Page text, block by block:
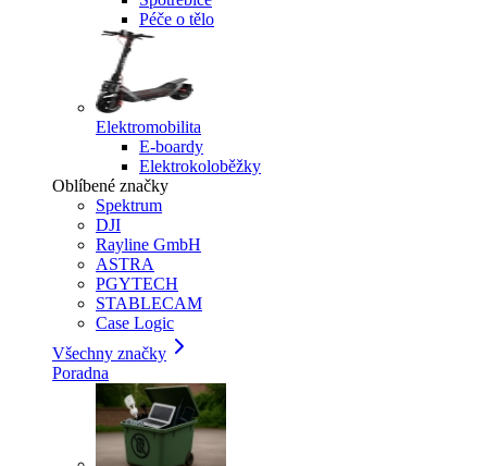
Péče o tělo
Elektromobilita
E-boardy
Elektrokoloběžky
Oblíbené značky
Spektrum
DJI
Rayline GmbH
ASTRA
PGYTECH
STABLECAM
Case Logic
Všechny značky
Poradna